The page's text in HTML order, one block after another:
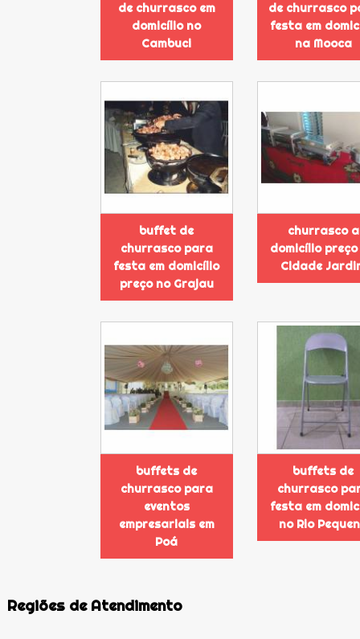
de churrasco em
domicílio no
Cambuci
de churrasco
festa em
na Mooca
buffet de
churrasco para
festa em domicílio
preço no Grajau
churrasco a
domicílio
Cidade
buffets de
churrasco para
eventos
empresariais em
Poá
buffets de
churrasco
festa em
no Rio
Regiões de Atendimento